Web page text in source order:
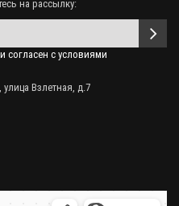
на рассылку:
и согласен с условиями
Взлетная, д.7